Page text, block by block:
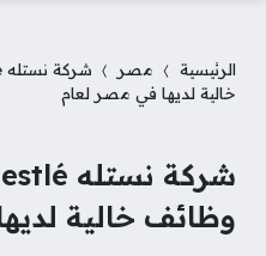
الرئيسية مصر
خالية لديها في مصر لعام
وظائف خالية